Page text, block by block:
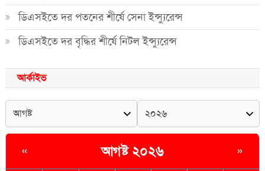
ডিএসইতে দর পতনের শীর্ষে সেনা ইন্স্যুরেন্স
ডিএসইতে দর বৃদ্ধির শীর্ষে নিটল ইন্স্যুরেন্স
আর্কাইভ
« আগষ্ট ২০২৬ »